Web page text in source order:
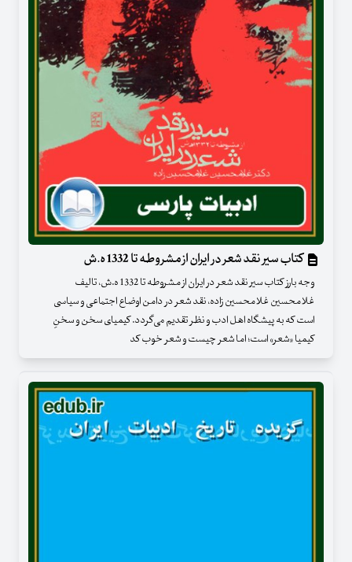
کتاب سیر نقد شعر در ایران از مشروطه تا 1332 ه.ش
وجه بارز کتاب سیر نقد شعر در ایران از مشروطه تا 1332 ه.ش، تالیف
غلامحسین غلامحسین زاده، نقد شعر در دامن اوضاع اجتماعی و سیاسی
است که به پیشگاه اهل ادب و نظر تقدیم می‌گردد. کیمیاى سخن و سخنِ
کیمیا «شعر» است؛ اما شعر چیست و شعر خوب کد